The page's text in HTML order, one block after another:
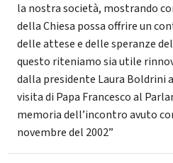
la nostra società, mostrando
della Chiesa possa offrire un
delle attese e delle speranze
questo riteniamo sia utile
dalla presidente Laura Boldrini
visita di Papa Francesco al
memoria dell’incontro avuto
novembre del 2002”